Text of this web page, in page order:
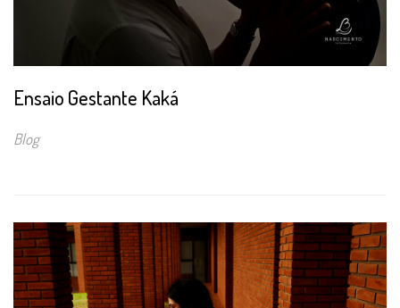
Ensaio Gestante Kaká
Blog